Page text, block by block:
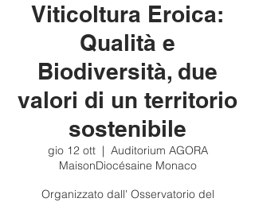
Viticoltura Eroica:
Qualità e
Biodiversità, due
valori di un territorio
sostenibile
gio 12 ott
  |
Auditorium AGORA
MaisonDiocésaine Monaco
Organizzato dall' Osservatorio del